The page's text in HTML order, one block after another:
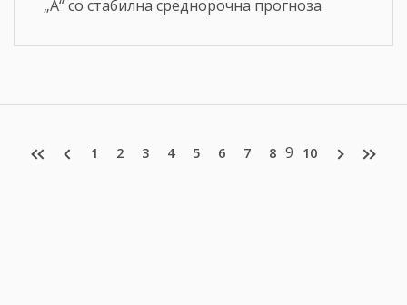
„А“ со стабилна среднорочна прогноза
1 2 3 4 5 6 7 8 9 10